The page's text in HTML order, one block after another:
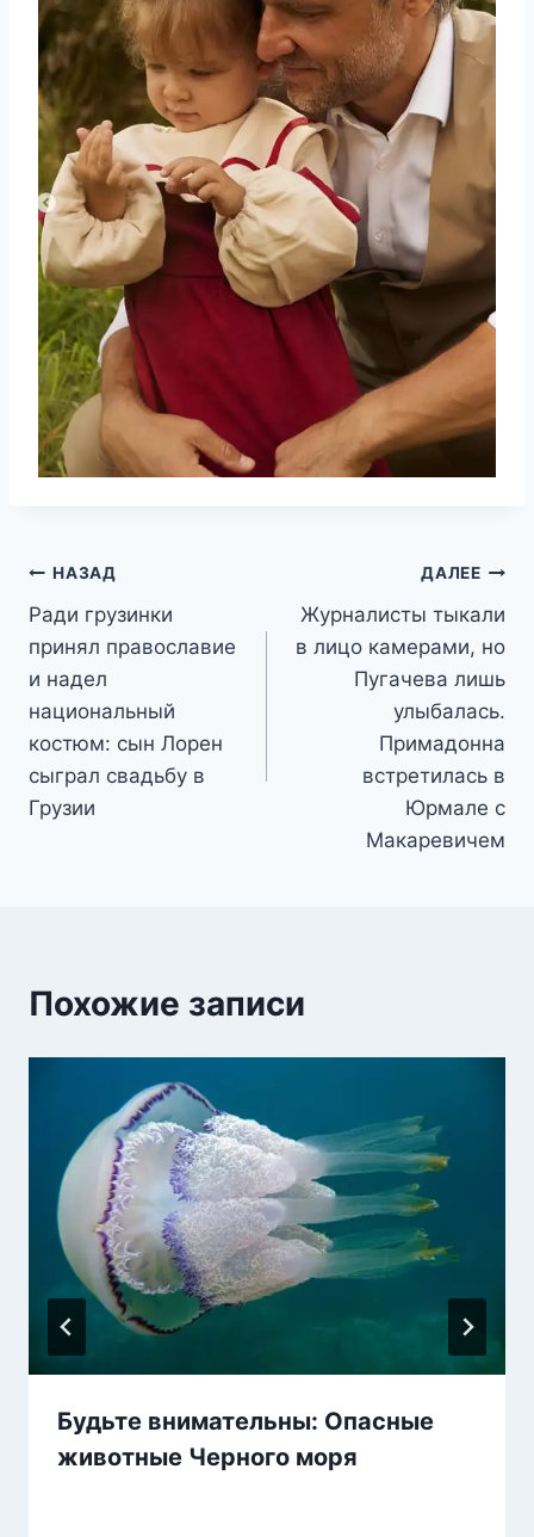
Навигация
по
записям
НАЗАД
Ради грузинки
принял православие
и надел
национальный
костюм: сын Лорен
сыграл свадьбу в
Грузии
ДАЛЕЕ
Журналисты тыкали
в лицо камерами, но
Пугачева лишь
улыбалась.
Примадонна
встретилась в
Юрмале с
Макаревичем
Похожие записи
Будьте внимательны: Опасные
животные Черного моря